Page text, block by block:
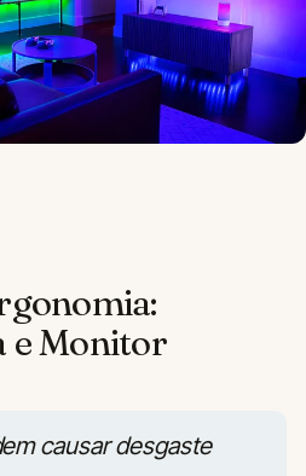
e Monitor
causar desgaste